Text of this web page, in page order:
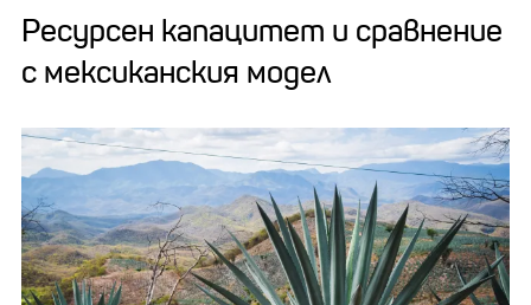
Ресурсен капацитет и сравнение
с мексиканския модел